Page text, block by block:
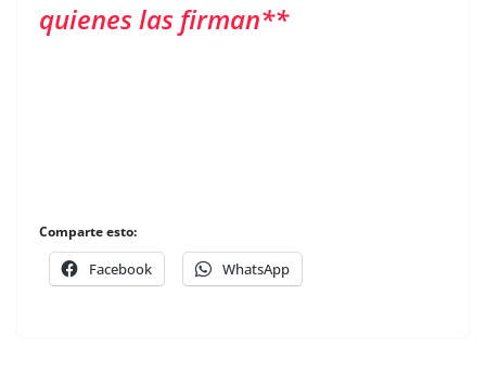
quienes las firman**
Comparte esto:
Facebook WhatsApp